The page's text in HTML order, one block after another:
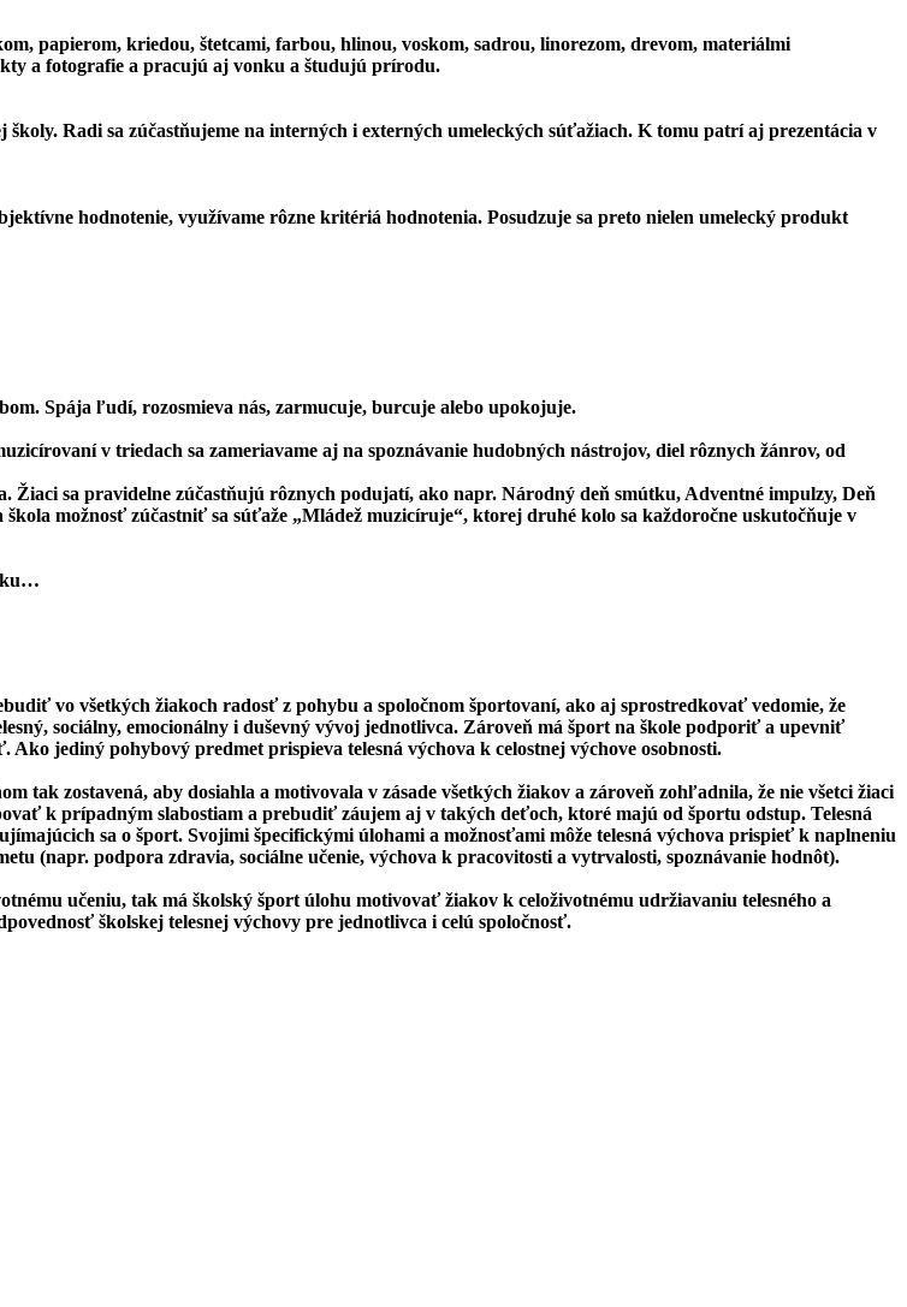
papierom, kriedou, štetcami, farbou, hlinou, voskom, sadrou, linorezom, drevom, materiálmi
a fotografie a pracujú aj vonku a študujú prírodu.
Radi sa zúčastňujeme na interných i externých umeleckých súťažiach. K tomu patrí aj prezentácia v
hodnotenie, využívame rôzne kritériá hodnotenia. Posudzuje sa preto nielen umelecký produkt
Spája ľudí, rozosmieva nás, zarmucuje, burcuje alebo upokojuje.
v triedach sa zameriavame aj na spoznávanie hudobných nástrojov, diel rôznych žánrov, od
sa pravidelne zúčastňujú rôznych podujatí, ako napr. Národný deň smútku, Adventné impulzy, Deň
možnosť zúčastniť sa súťaže „Mládež muzicíruje“, ktorej druhé kolo sa každoročne uskutočňuje v
vo všetkých žiakoch radosť z pohybu a spoločnom športovaní, ako aj sprostredkovať vedomie, že
sociálny, emocionálny i duševný vývoj jednotlivca. Zároveň má šport na škole podporiť a upevniť
jediný pohybový predmet prispieva telesná výchova k celostnej výchove osobnosti.
tak zostavená, aby dosiahla a motivovala v zásade všetkých žiakov a zároveň zohľadnila, že nie všetci žiaci
k prípadným slabostiam a prebudiť záujem aj v takých deťoch, ktoré majú od športu odstup. Telesná
sa o šport. Svojimi špecifickými úlohami a možnosťami môže telesná výchova prispieť k naplneniu
(napr. podpora zdravia, sociálne učenie, výchova k pracovitosti a vytrvalosti, spoznávanie hodnôt).
učeniu, tak má školský šport úlohu motivovať žiakov k celoživotnému udržiavaniu telesného a
školskej telesnej výchovy pre jednotlivca i celú spoločnosť.